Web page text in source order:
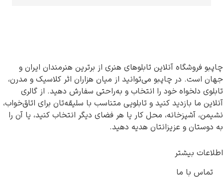
چاپبو فروشگاه آنلاین تابلوهای هنری از برترین هنرمندان ایران و
جهان است. در چاپبو می‌توانید از میان هزاران اثر کلاسیک و مدرن،
تابلوی دلخواه خود را انتخاب و به‌راحتی سفارش دهید. از گالری
آنلاین ما بازدید کنید و تابلویی متناسب با سلیقه‌تان برای اتاق‌خواب،
نشیمن، آشپزخانه، محل کار یا هر فضای دیگر انتخاب کنید، یا آن را
به دوستان و عزیزانتان هدیه دهید.
اطلاعات بیشتر
تماس با ما